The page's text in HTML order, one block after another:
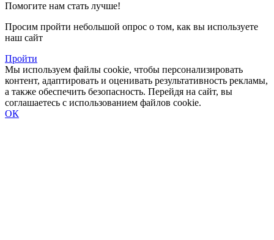
Помогите нам стать лучше!
Просим пройти небольшой опрос о том, как вы используете
наш сайт
Пройти
Мы используем файлы cookie, чтобы персонализировать
контент, адаптировать и оценивать результативность рекламы,
а также обеспечить безопасность. Перейдя на сайт, вы
соглашаетесь с использованием файлов cookie.
ОК